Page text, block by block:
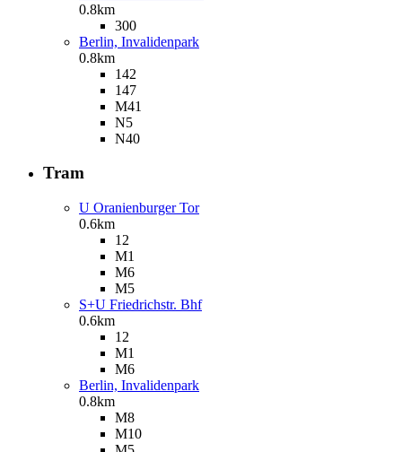
0.8km
300
Berlin, Invalidenpark
0.8km
142
147
M41
N5
N40
Tram
U Oranienburger Tor
0.6km
12
M1
M6
M5
S+U Friedrichstr. Bhf
0.6km
12
M1
M6
Berlin, Invalidenpark
0.8km
M8
M10